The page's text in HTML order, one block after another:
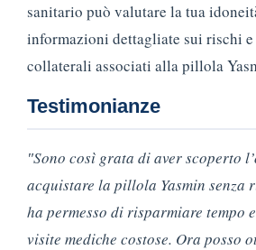
sanitario può valutare la tua
informazioni dettagliate sui rischi
collaterali associati alla pillola
Testimonianze
″Sono così grata di aver scoperto
acquistare la pillola Yasmin senza
ha permesso di risparmiare tempo
visite mediche costose. Ora posso